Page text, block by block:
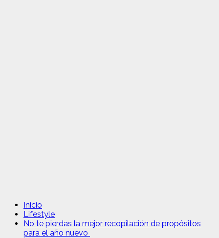
Inicio
Lifestyle
No te pierdas la mejor recopilación de propósitos
para el año nuevo